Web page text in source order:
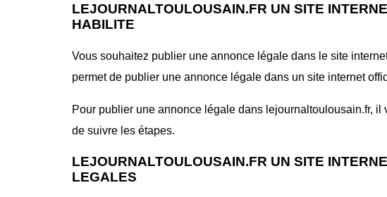
LEJOURNALTOULOUSAIN.FR UN SITE
HABILITE
Vous souhaitez publier une annonce légale dans le site
permet de publier une annonce légale dans un site internet
Pour publier une annonce légale dans lejournaltoulousain.fr,
de suivre les étapes.
LEJOURNALTOULOUSAIN.FR UN SITE
LEGALES